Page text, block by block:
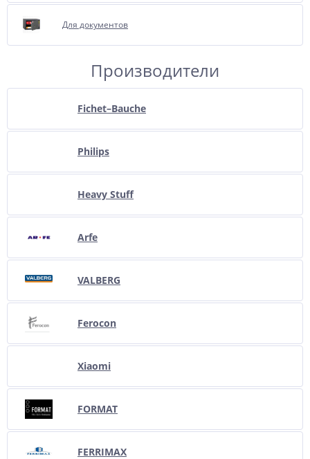
Для документов
Производители
Fichet–Bauche
Philips
Heavy Stuff
Arfe
VALBERG
Ferocon
Xiaomi
FORMAT
FERRIMAX